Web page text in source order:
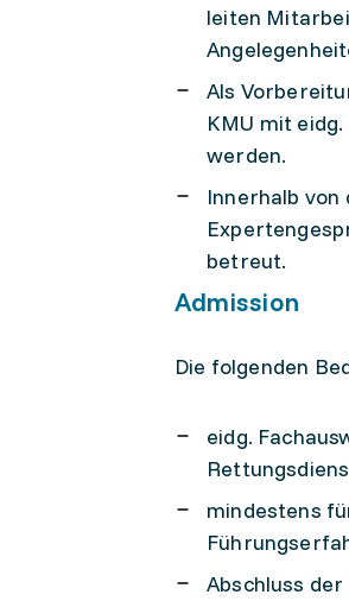
leiten
Als
KMU mit
werden.
Innerhalb
betreut.
Admission
Die folgenden
eidg.
mindestens
Abschluss